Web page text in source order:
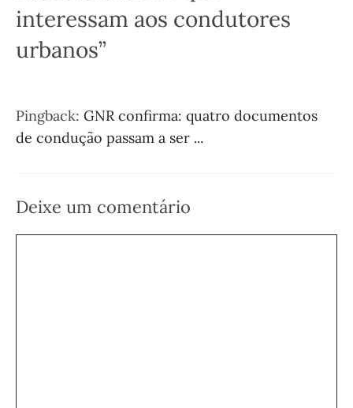
interessam aos condutores
urbanos”
Pingback: GNR confirma: quatro documentos
de condução passam a ser ...
Deixe um comentário